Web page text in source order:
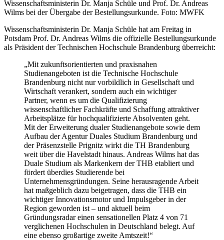
Wissenschaftsministerin Dr. Manja Schüle und Prof. Dr. Andreas
Wilms bei der Übergabe der Bestellungsurkunde. Foto: MWFK
Wissenschaftsministerin Dr. Manja Schüle hat am Freitag in
Potsdam Prof. Dr. Andreas Wilms die offizielle Bestellungsurkunde
als Präsident der Technischen Hochschule Brandenburg überreicht:
„Mit zukunftsorientierten und praxisnahen
Studienangeboten ist die Technische Hochschule
Brandenburg nicht nur vorbildlich in Gesellschaft und
Wirtschaft verankert, sondern auch ein wichtiger
Partner, wenn es um die Qualifizierung
wissenschaftlicher Fachkräfte und Schaffung attraktiver
Arbeitsplätze für hochqualifizierte Absolventen geht.
Mit der Erweiterung dualer Studienangebote sowie dem
Aufbau der Agentur Duales Studium Brandenburg und
der Präsenzstelle Prignitz wirkt die TH Brandenburg
weit über die Havelstadt hinaus. Andreas Wilms hat das
Duale Studium als Markenkern der THB etabliert und
fördert überdies Studierende bei
Unternehmensgründungen. Seine herausragende Arbeit
hat maßgeblich dazu beigetragen, dass die THB ein
wichtiger Innovationsmotor und Impulsgeber in der
Region geworden ist – und aktuell beim
Gründungsradar einen sensationellen Platz 4 von 71
verglichenen Hochschulen in Deutschland belegt. Auf
eine ebenso großartige zweite Amtszeit!“